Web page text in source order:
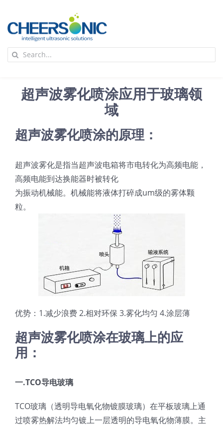
content
应用
超声波设备
技术及原理
锂电技术科普
医疗器械技术科普
新闻
中文
Search
超声波雾化喷涂应用于玻璃领
域
超声波雾化喷涂的原理：
超声波雾化是指当超声波电箱将市电转化为高频电能，
高频电能到达换能器时被转化
为振动机械能。机械能将液体打碎成um级的雾体颗
粒。
优势：1.减少浪费 2.相对环保 3.雾化均匀 4.涂层薄
超声波雾化喷涂在玻璃上的应
用：
一.TCO导电玻璃
TCO玻璃（透明导电氧化物镀膜玻璃）在平板玻璃上通
过喷雾热解法均匀镀上一层透明的导电氧化物薄膜。主